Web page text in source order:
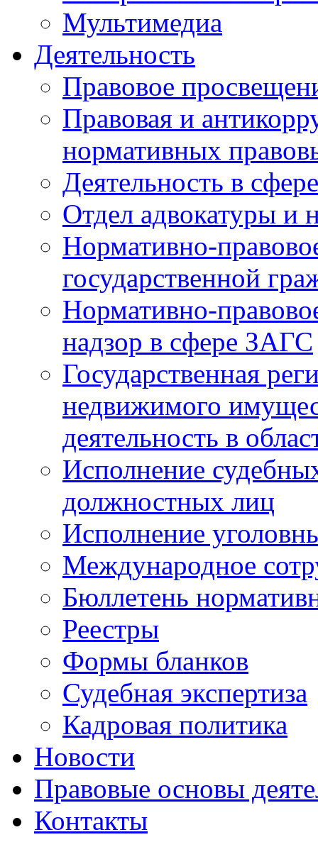
Мультимедиа
Деятельность
Правовое
Правовая и
нормативных
Деятельность в
Отдел адвокатуры и
Нормативно-
государственной
Нормативно-
надзор в сфере ЗАГС
Государственная
недвижимого
деятельность в
Исполнение
должностных лиц
Исполнение
Международное
Бюллетень
Реестры
Формы бланков
Судебная экспертиза
Кадровая политика
Новости
Правовые основы
Контакты